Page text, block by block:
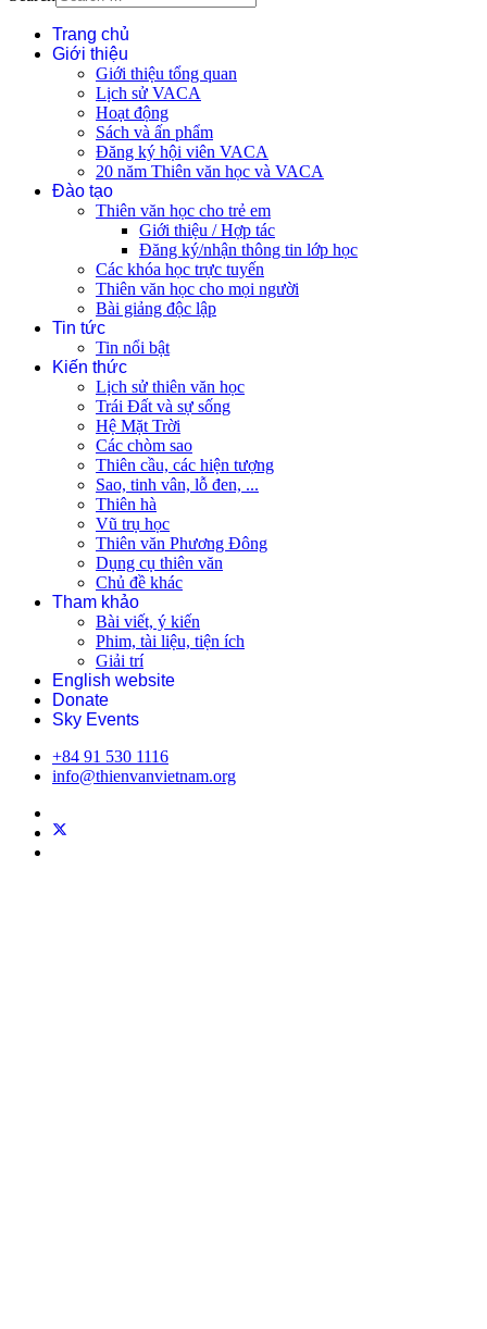
Trang chủ
Giới thiệu
Giới thiệu tổng quan
Lịch sử VACA
Hoạt động
Sách và ấn phẩm
Đăng ký hội viên VACA
20 năm Thiên văn học và VACA
Đào tạo
Thiên văn học cho trẻ em
Giới thiệu / Hợp tác
Đăng ký/nhận thông tin lớp học
Các khóa học trực tuyến
Thiên văn học cho mọi người
Bài giảng độc lập
Tin tức
Tin nổi bật
Kiến thức
Lịch sử thiên văn học
Trái Đất và sự sống
Hệ Mặt Trời
Các chòm sao
Thiên cầu, các hiện tượng
Sao, tinh vân, lỗ đen, ...
Thiên hà
Vũ trụ học
Thiên văn Phương Đông
Dụng cụ thiên văn
Chủ đề khác
Tham khảo
Bài viết, ý kiến
Phim, tài liệu, tiện ích
Giải trí
English website
Donate
Sky Events
+84 91 530 1116
info@thienvanvietnam.org